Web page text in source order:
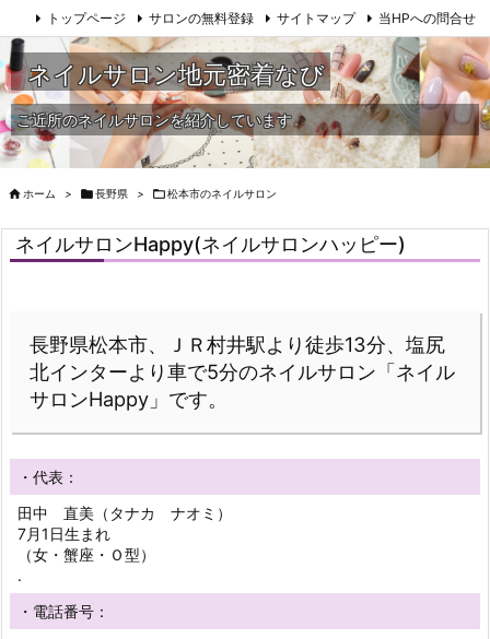
トップページ サロンの無料登録 サイトマップ 当HPへの問合せ
ネイルサロン地元密着なび
ご近所のネイルサロンを紹介しています
 ホーム > 長野県 > 松本市のネイルサロン
ネイルサロンHappy(ネイルサロンハッピー)
長野県松本市、ＪＲ村井駅より徒歩13分、塩尻
北インターより車で5分のネイルサロン「ネイル
サロンHappy」です。
・代表：
田中 直美（タナカ ナオミ）
7月1日生まれ
（女・蟹座・Ｏ型）
.
・電話番号：